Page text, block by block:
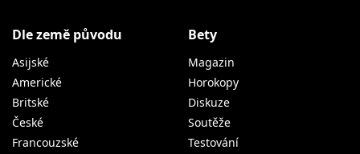
Dle země původu
Asijské
Americké
Britské
České
Francouzské
Bety
Magazin
Horokopy
Diskuze
Soutěže
Testování